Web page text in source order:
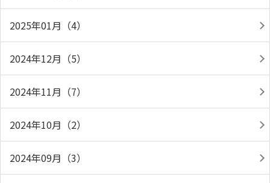
2025年01月（4）
2024年12月（5）
2024年11月（7）
2024年10月（2）
2024年09月（3）